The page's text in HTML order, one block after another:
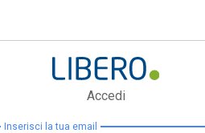
Accedi
Inserisci la tua email